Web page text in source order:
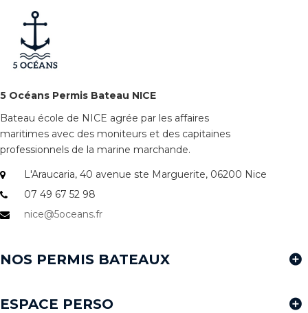
5 Océans Permis Bateau NICE
Bateau école de NICE agrée par les affaires
maritimes avec des moniteurs et des capitaines
professionnels de la marine marchande.
L'Araucaria, 40 avenue ste Marguerite, 06200 Nice
07 49 67 52 98
nice@5oceans.fr
NOS PERMIS BATEAUX
ESPACE PERSO